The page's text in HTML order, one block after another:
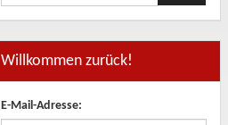
Willkommen zurück!
E-Mail-Adresse: